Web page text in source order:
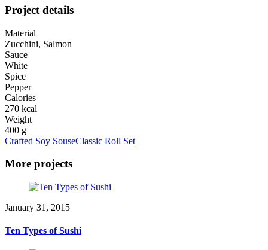
Project details
Material
Zucchini, Salmon
Sauce
White
Spice
Pepper
Calories
270 kcal
Weight
400 g
Crafted Soy SouseClassic Roll Set
More projects
January 31, 2015
Ten Types of Sushi